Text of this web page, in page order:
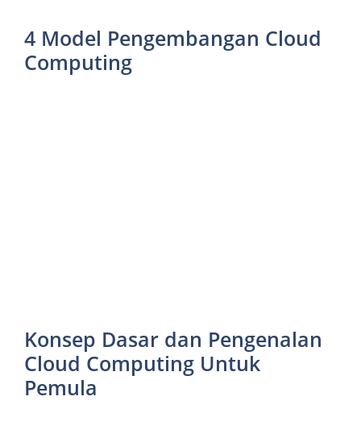
4 Model Pengembangan Cloud
Computing
Konsep Dasar dan Pengenalan
Cloud Computing Untuk
Pemula